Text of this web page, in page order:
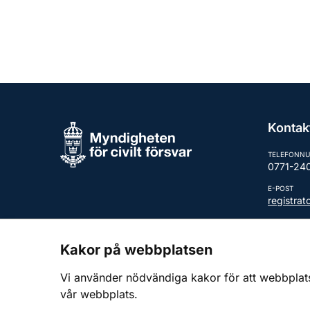
0771-
E-POST
Kakor på webbplatsen
Vi använder nödvändiga kakor för att
vår webbplats.